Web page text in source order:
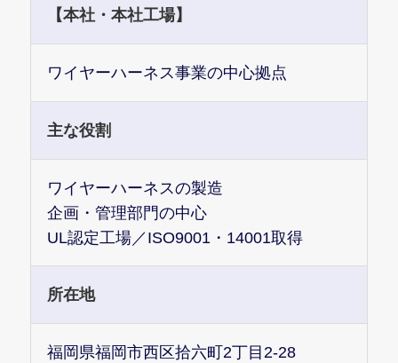
【本社・本社工場】
ワイヤーハーネス事業の中心拠点
主な役割
ワイヤーハーネスの製造
企画・管理部門の中心
UL認定工場／ISO9001・14001取得
所在地
福岡県福岡市西区拾六町2丁目2-28